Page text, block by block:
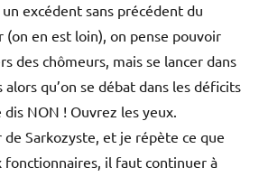
excédent sans précédent du
en est loin), on pense pouvoir
des chômeurs, mais se lancer dans
qu’on se débat dans les déficits
NON ! Ouvrez les yeux.
Sarkozyste, et je répète ce que
il faut continuer à